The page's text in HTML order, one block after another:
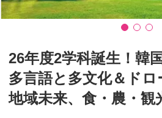
26年度2学科誕生！韓
多言語と多文化＆ドロ
地域未来、食・農・観